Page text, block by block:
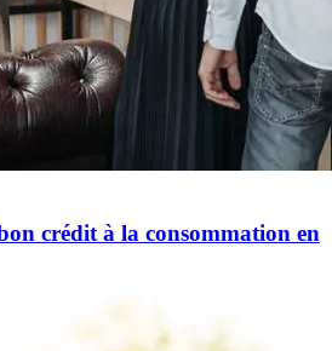
crédit à la consommation en